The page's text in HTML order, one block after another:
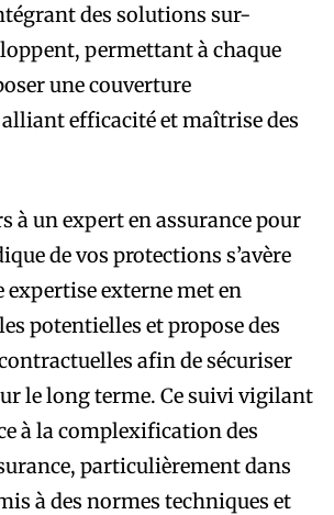
des solutions sur-
permettant à chaque
une couverture
efficacité et maîtrise des
à un expert en assurance pour
de vos protections s’avère
expertise externe met en
potentielles et propose des
afin de sécuriser
le long terme. Ce suivi vigilant
à la complexification des
particulièrement dans
à des normes techniques et